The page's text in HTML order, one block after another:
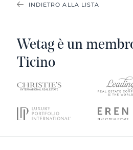
INDIETRO ALLA LISTA
Wetag è un
Ticino